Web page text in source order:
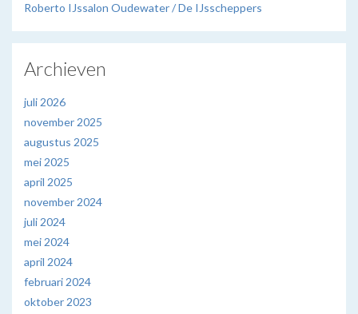
Roberto IJssalon Oudewater / De IJsscheppers
Archieven
juli 2026
november 2025
augustus 2025
mei 2025
april 2025
november 2024
juli 2024
mei 2024
april 2024
februari 2024
oktober 2023